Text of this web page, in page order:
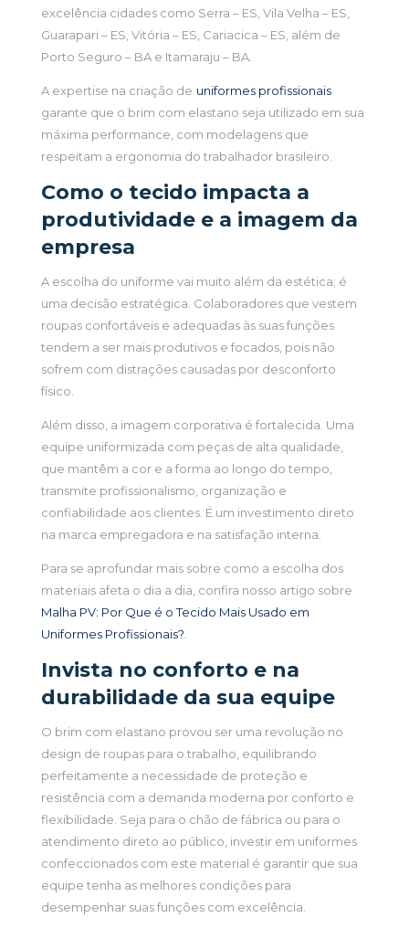
excelência cidades como Serra – ES, Vila Velha – ES,
Guarapari – ES, Vitória – ES, Cariacica – ES, além de
Porto Seguro – BA e Itamaraju – BA.
A expertise na criação de uniformes profissionais
garante que o brim com elastano seja utilizado em sua
máxima performance, com modelagens que
respeitam a ergonomia do trabalhador brasileiro.
Como o tecido impacta a
produtividade e a imagem da
empresa
A escolha do uniforme vai muito além da estética; é
uma decisão estratégica. Colaboradores que vestem
roupas confortáveis e adequadas às suas funções
tendem a ser mais produtivos e focados, pois não
sofrem com distrações causadas por desconforto
físico.
Além disso, a imagem corporativa é fortalecida. Uma
equipe uniformizada com peças de alta qualidade,
que mantêm a cor e a forma ao longo do tempo,
transmite profissionalismo, organização e
confiabilidade aos clientes. É um investimento direto
na marca empregadora e na satisfação interna.
Para se aprofundar mais sobre como a escolha dos
materiais afeta o dia a dia, confira nosso artigo sobre
Malha PV: Por Que é o Tecido Mais Usado em
Uniformes Profissionais?.
Invista no conforto e na
durabilidade da sua equipe
O brim com elastano provou ser uma revolução no
design de roupas para o trabalho, equilibrando
perfeitamente a necessidade de proteção e
resistência com a demanda moderna por conforto e
flexibilidade. Seja para o chão de fábrica ou para o
atendimento direto ao público, investir em uniformes
confeccionados com este material é garantir que sua
equipe tenha as melhores condições para
desempenhar suas funções com excelência.